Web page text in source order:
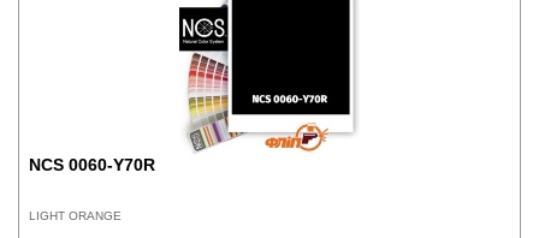
NCS 0060-Y70R
LIGHT ORANGE